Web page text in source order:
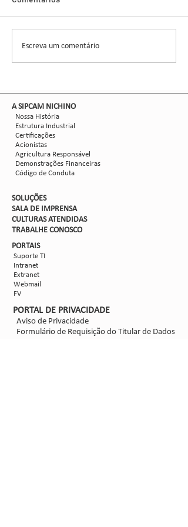
Nova safra de milho:
como mitigar as perdas
Escreva um comentário
​A SIPCAM NICHINO
Nossa História
Estrutura Industrial
Certificações
Acionistas
Agricultura Responsável
Demonstrações Financeiras
Código de Conduta
SOLUÇÕES
SALA DE IMPRENSA
CULTURAS ATENDIDAS
TRABALHE CONOSCO
PORTAIS
Suporte TI
Intranet
Extranet
Webmail
FV
PORTAL DE PRIVACIDADE
Aviso de Privacidade
Formulário de Requisição do Titular de Dados